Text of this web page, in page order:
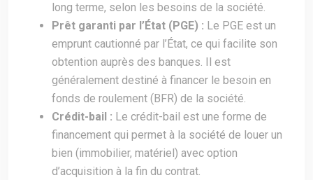
long terme, selon les besoins de la société.
Prêt garanti par l’État (PGE) : Le PGE est un
emprunt cautionné par l’État, ce qui facilite son
obtention auprès des banques. Il est
généralement destiné à financer le besoin en
fonds de roulement (BFR) de la société.
Crédit-bail : Le crédit-bail est une forme de
financement qui permet à la société de louer un
bien (immobilier, matériel) avec option
d’acquisition à la fin du contrat.